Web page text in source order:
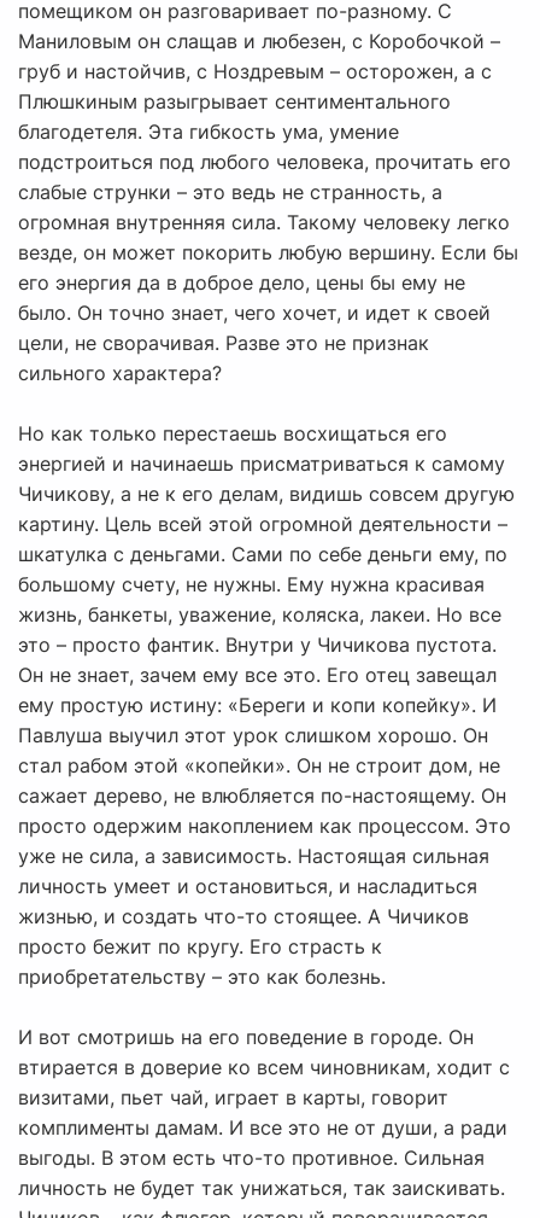
помещиком он разговаривает по-разному. С
Маниловым он слащав и любезен, с Коробочкой –
груб и настойчив, с Ноздревым – осторожен, а с
Плюшкиным разыгрывает сентиментального
благодетеля. Эта гибкость ума, умение
подстроиться под любого человека, прочитать его
слабые струнки – это ведь не странность, а
огромная внутренняя сила. Такому человеку легко
везде, он может покорить любую вершину. Если бы
его энергия да в доброе дело, цены бы ему не
было. Он точно знает, чего хочет, и идет к своей
цели, не сворачивая. Разве это не признак
сильного характера?
Но как только перестаешь восхищаться его
энергией и начинаешь присматриваться к самому
Чичикову, а не к его делам, видишь совсем другую
картину. Цель всей этой огромной деятельности –
шкатулка с деньгами. Сами по себе деньги ему, по
большому счету, не нужны. Ему нужна красивая
жизнь, банкеты, уважение, коляска, лакеи. Но все
это – просто фантик. Внутри у Чичикова пустота.
Он не знает, зачем ему все это. Его отец завещал
ему простую истину: «Береги и копи копейку». И
Павлуша выучил этот урок слишком хорошо. Он
стал рабом этой «копейки». Он не строит дом, не
сажает дерево, не влюбляется по-настоящему. Он
просто одержим накоплением как процессом. Это
уже не сила, а зависимость. Настоящая сильная
личность умеет и остановиться, и насладиться
жизнью, и создать что-то стоящее. А Чичиков
просто бежит по кругу. Его страсть к
приобретательству – это как болезнь.
И вот смотришь на его поведение в городе. Он
втирается в доверие ко всем чиновникам, ходит с
визитами, пьет чай, играет в карты, говорит
комплименты дамам. И все это не от души, а ради
выгоды. В этом есть что-то противное. Сильная
личность не будет так унижаться, так заискивать.